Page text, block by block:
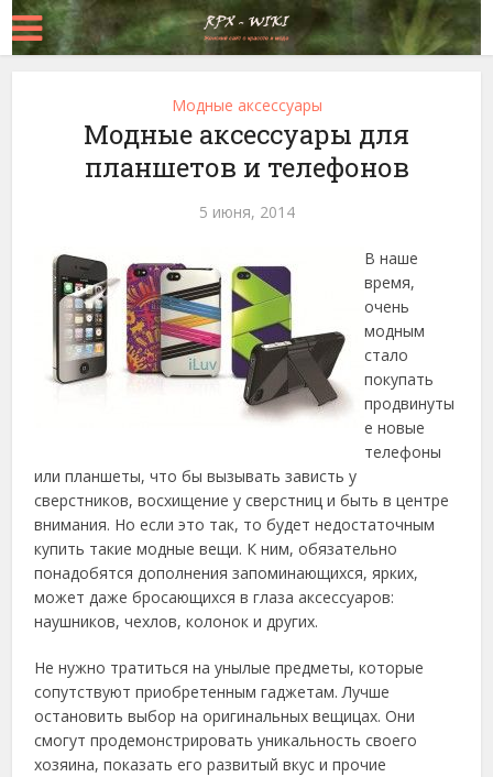
Модные аксессуары
Модные аксессуары для
планшетов и телефонов
5 июня, 2014
В наше
время,
очень
модным
стало
покупать
продвинуты
е новые
телефоны
или планшеты, что бы вызывать зависть у
сверстников, восхищение у сверстниц и быть в центре
внимания. Но если это так, то будет недостаточным
купить такие модные вещи. К ним, обязательно
понадобятся дополнения запоминающихся, ярких,
может дажебросающихся в глаза аксессуаров:
наушников, чехлов, колонок и других.
Не нужно тратиться на унылые предметы, которые
сопутствуют приобретенным гаджетам. Лучше
остановить выбор на оригинальных вещицах. Они
смогут продемонстрировать уникальность своего
хозяина, показать его развитый вкус и прочие